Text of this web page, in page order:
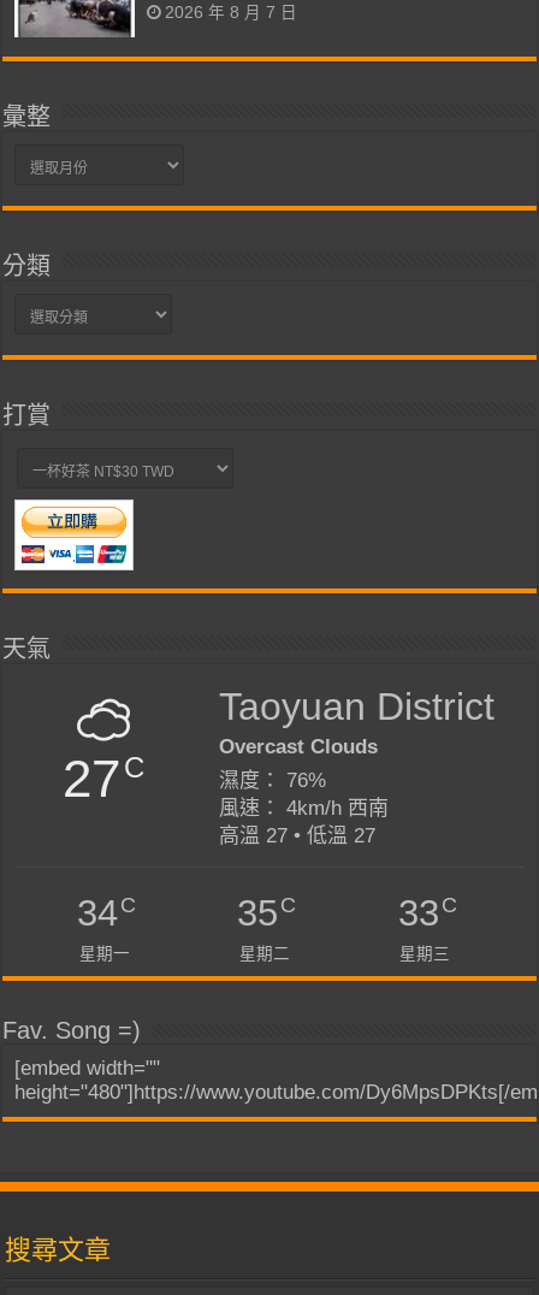
2026 年 8 月 7 日
彙整
彙
分類
分
打賞
天氣
27C
Taoyuan District
Overcast Clouds
濕度： 76%
風速： 4km/h 西南
高溫 27 • 低溫 27
34C
星期一
35C
星期二
33C
星期三
Fav. Song =)
[embed width=""
height="480"]https://www.youtube.com/Dy6MpsDPKts[/
搜尋文章